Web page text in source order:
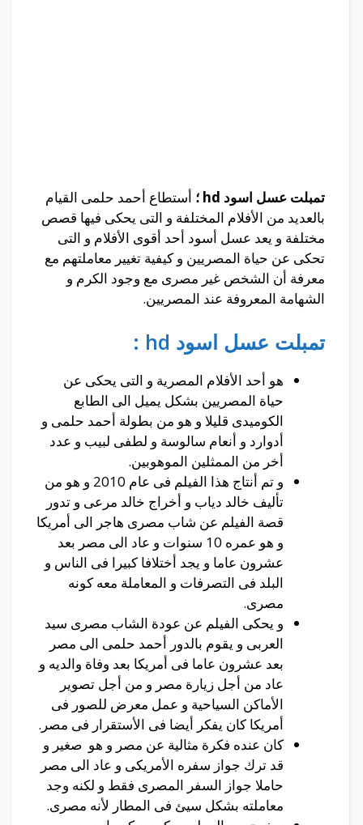
تمبلت عسل اسود hd ؛
أستطاع أحمد حلمى القيام
بالعديد من الأفلام المختلفة و التى يحكى فيها قصص
مختلفة و يعد عسل أسود أحد أقوى الأفلام و التى
تحكى عن حياة المصريين و كيفية تغيير معاملتهم مع
معرفة أن الشخص غير مصرى مع وجود الكرم و
الشهامة المعروفة عند المصريين.
تمبلت عسل اسود hd :
هو أحد الأفلام المصرية و التى يحكى عن
حياة المصريين بشكل يميل الى الطابع
الكوميدى قليلا و هو من بطولة أحمد حلمى و
أدوارد و أنعام سالوسة و لطفى لبيب و عدد
أخر من الممثلين الموهوبين.
و تم أنتاج هذا الفيلم فى عام 2010 و هو من
تأليف خالد دياب و أخراج خالد مرعى و تدور
قصة الفيلم عن شاب مصرى هاجر الى أمريكا
و هو عمره 10 سنوات و عاد الى مصر بعد
عشرون عاما و يجد أختلافا كبيرا فى الناس و
البلد فى التصرفات و المعاملة معه كونه
مصرى.
و يحكى الفيلم عن عودة الشاب مصرى سيد
العربى و يقوم بالدور أحمد حلمى الى مصر
بعد عشرون عاما فى أمريكا بعد وفاة والديه و
عاد من أجل زيارة مصر و من أجل تصوير
الأماكن السياحية و عمل معرض للصور فى
أمريكا كان يفكر أيضا فى الأستقرار فى مصر.
كان عنده فكرة مثالية عن مصر و هو صغير و
قد ترك جواز سفره الأمريكى و عاد الى مصر
حاملا جواز السفر المصرى فقط و لكنه وجد
معاملته بشكل سيئ فى المطار لأنه مصرى.